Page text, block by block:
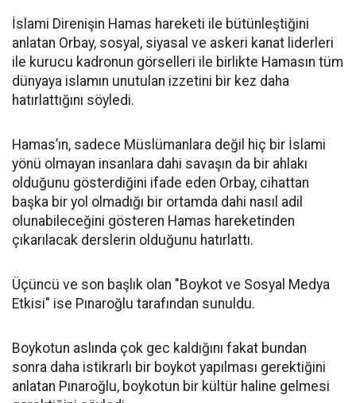
İslami Direnişin Hamas hareketi ile bütünleştiğini
anlatan Orbay, sosyal, siyasal ve askeri kanat liderleri
ile kurucu kadronun görselleri ile birlikte Hamasın tüm
dünyaya islamın unutulan izzetini bir kez daha
hatırlattığını söyledi.
Hamas’ın, sadece Müslümanlara değil hiç bir İslami
yönü olmayan insanlara dahi savaşın da bir ahlakı
olduğunu gösterdiğini ifade eden Orbay, cihattan
başka bir yol olmadığı bir ortamda dahi nasıl adil
olunabileceğini gösteren Hamas hareketinden
çıkarılacak derslerin olduğunu hatırlattı.
Üçüncü ve son başlık olan "Boykot ve Sosyal Medya
Etkisi" ise Pınaroğlu tarafından sunuldu.
Boykotun aslında çok gec kaldığını fakat bundan
sonra daha istikrarlı bir boykot yapılması gerektiğini
anlatan Pınaroğlu, boykotun bir kültür haline gelmesi